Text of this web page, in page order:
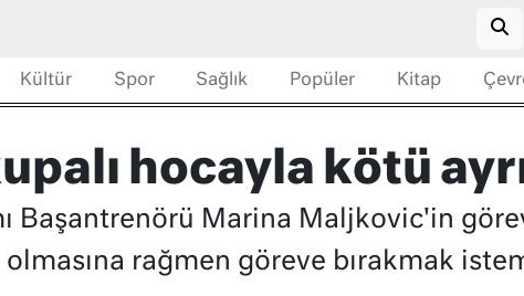
Kültür Spor Sağlık Popüler Kitap
hocayla kötü
Başantrenörü Marina Maljkovic'in
rağmen göreve bırakmak